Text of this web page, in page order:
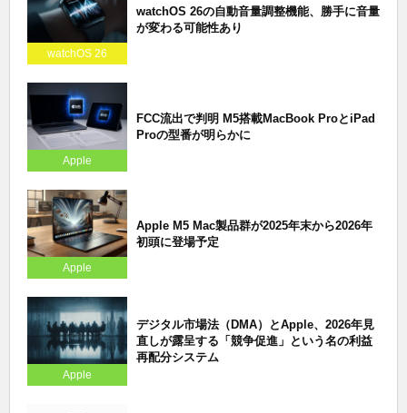
watchOS 26
watchOS 26の自動音量調整機能、勝手に音量
が変わる可能性あり
Apple
FCC流出で判明 M5搭載MacBook ProとiPad
Proの型番が明らかに
Apple
Apple M5 Mac製品群が2025年末から2026年
初頭に登場予定
Apple
デジタル市場法（DMA）とApple、2026年見
直しが露呈する「競争促進」という名の利益
再配分システム